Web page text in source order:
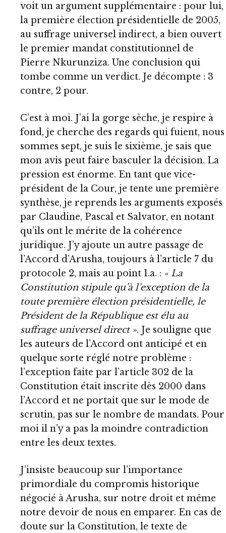
voit un argument supplémentaire : pour lui,
la première élection présidentielle de 2005,
au suffrage universel indirect, a bien ouvert
le premier mandat constitutionnel de
Pierre Nkurunziza. Une conclusion qui
tombe comme un verdict. Je décompte : 3
contre, 2 pour.
C’est à moi. J’ai la gorge sèche, je respire à
fond, je cherche des regards qui fuient, nous
sommes sept, je suis le sixième, je sais que
mon avis peut faire basculer la décision. La
pression est énorme. En tant que vice-
président de la Cour, je tente une première
synthèse, je reprends les arguments exposés
par Claudine, Pascal et Salvator, en notant
qu’ils ont le mérite de la cohérence
juridique. J’y ajoute un autre passage de
l’Accord d’Arusha, toujours à l’article 7 du
protocole 2, mais au point 1.a. : « La
Constitution stipule qu’à l’exception de la
toute première élection présidentielle, le
Président de la République est élu au
suffrage universel direct ». Je souligne que
les auteurs de l’Accord ont anticipé et en
quelque sorte réglé notre problème :
l’exception faite par l’article 302 de la
Constitution était inscrite dès 2000 dans
l’Accord et ne portait que sur le mode de
scrutin, pas sur le nombre de mandats. Pour
moi il n’y a pas la moindre contradiction
entre les deux textes.
J’insiste beaucoup sur l’importance
primordiale du compromis historique
négocié à Arusha, sur notre droit et même
notre devoir de nous en emparer. En cas de
doute sur la Constitution, le texte de